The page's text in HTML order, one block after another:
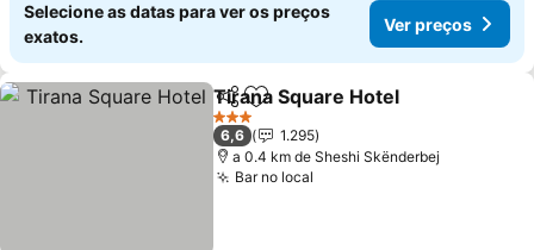
Selecione as datas para ver os preços
exatos.
Ver preços
PartilharAdicionar aos favoritos
Tirana Square Hotel
3 Estrelas
6,6
1.295
a 0.4 km de Sheshi Skënderbej
Bar no local